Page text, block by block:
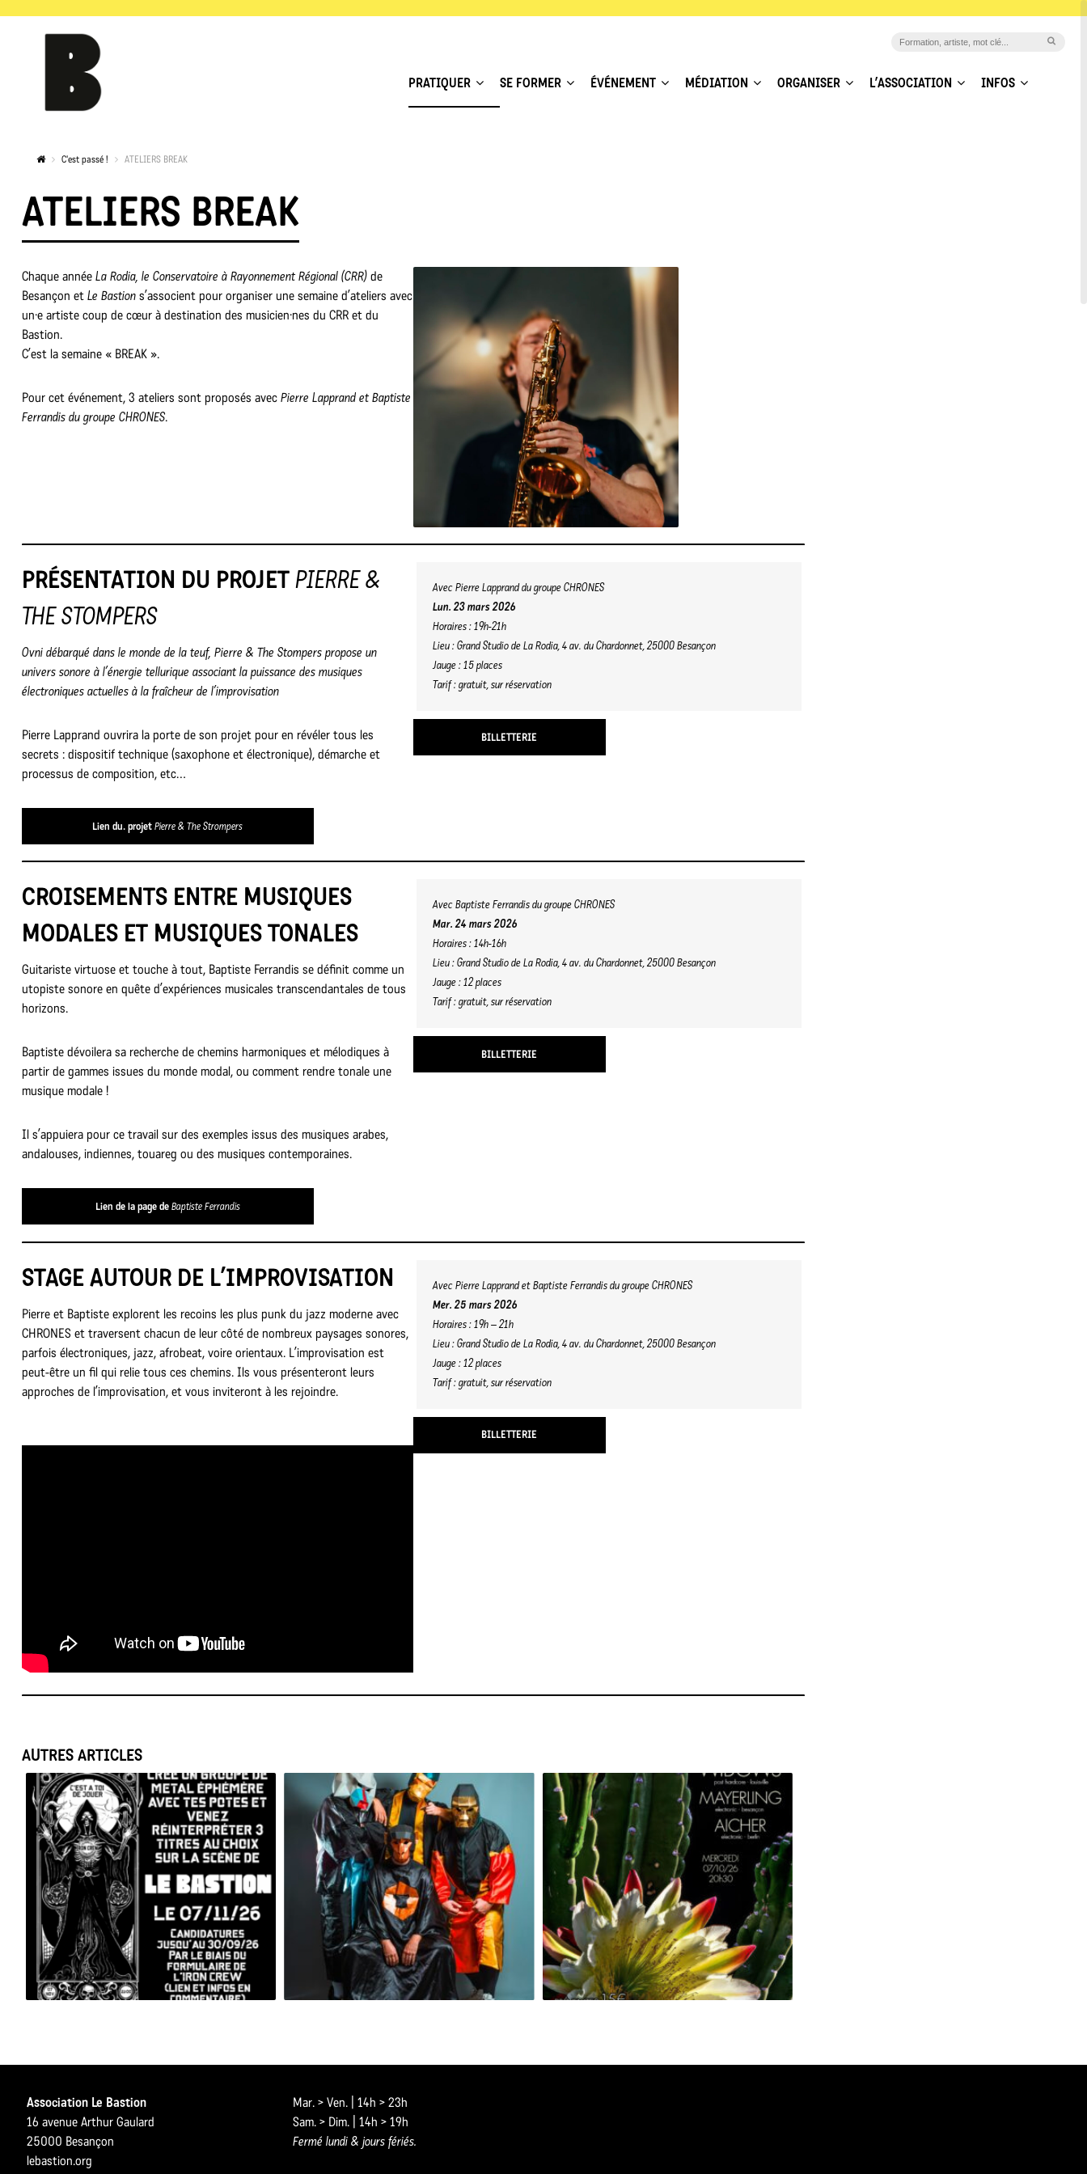
PRATIQUER SE FORMER ÉVÉNEMENT MÉDIATION ORGANISER L’ASSOCIATION INFOS
C'est passé ! ATELIERS BREAK
ATELIERS BREAK
Chaque année La Rodia, le Conservatoire à Rayonnement Régional (CRR)de
Besançon et Le Bastions’associent pour organiser une semaine d’ateliers avec
un·e artiste coup de cœur à destination des musicien·nes du CRR et du
Bastion.
C’est la semaine « BREAK ».
Pour cet événement, 3 ateliers sont proposés avec Pierre Lapprand et Baptiste
Ferrandis du groupe CHRONES.
PRÉSENTATION DU PROJETPIERRE &
THE STOMPERS
Ovni débarqué dans le monde de la teuf, Pierre & The Stompers propose un
univers sonore à l’énergie tellurique associant la puissance des musiques
électroniques actuelles à la fraîcheur de l’improvisation
Pierre Lapprand ouvrira la porte de son projet pour en révéler tous les
secrets : dispositif technique (saxophone et électronique), démarche et
processus de composition, etc…
Lien du. projetPierre & The Strompers
Avec Pierre Lapprand du groupe CHRONES
Lun. 23 mars 2026
Horaires : 19h-21h
Lieu : Grand Studio de La Rodia, 4 av. du Chardonnet, 25000 Besançon
Jauge : 15 places
Tarif : gratuit, sur réservation
BILLETTERIE
CROISEMENTS ENTRE MUSIQUES
MODALES ET MUSIQUES TONALES
Guitariste virtuose et touche à tout, Baptiste Ferrandis se définit comme un
utopiste sonore en quête d’expériences musicales transcendantales de tous
horizons.
Baptiste dévoilera sa recherche de chemins harmoniques et mélodiques à
partir de gammes issues du monde modal, ou comment rendre tonale une
musique modale !
Il s’appuiera pour ce travail sur des exemples issus des musiques arabes,
andalouses, indiennes, touareg ou des musiques contemporaines.
Lien de la page de Baptiste Ferrandis
AvecBaptiste Ferrandis du groupe CHRONES
Mar. 24 mars 2026
Horaires : 14h-16h
Lieu : Grand Studio de La Rodia, 4 av. du Chardonnet, 25000 Besançon
Jauge : 12 places
Tarif : gratuit, sur réservation
BILLETTERIE
STAGE AUTOUR DE L’IMPROVISATION
Pierre et Baptiste explorent les recoins les plus punk du jazz moderne avec
CHRONES et traversent chacun de leur côté de nombreux paysages sonores,
parfois électroniques, jazz, afrobeat, voire orientaux. L’improvisation est
peut-être un fil qui relie tous ces chemins. Ils vous présenteront leurs
approches de l’improvisation, et vous inviteront à les rejoindre.
Avec Pierre Lapprand etBaptiste Ferrandisdu groupe CHRONES
Mer. 25 mars 2026
Horaires : 19h – 21h
Lieu : Grand Studio de La Rodia, 4 av. du Chardonnet, 25000 Besançon
Jauge : 12 places
Tarif : gratuit, sur réservation
BILLETTERIE
AUTRES ARTICLES
BESAC METAL ALL STARS 2026 GRAND SINGE [RELEASE PARTY] YOUNG WIDOWS + MAYERLING + AICHER
Association Le Bastion
16 avenue Arthur Gaulard
25000 Besançon
lebastion.org
Mar. > Ven. | 14h > 23h
Sam. > Dim. | 14h > 19h
Fermé lundi & jours fériés.